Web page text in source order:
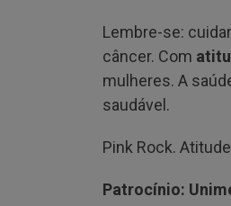
Lembre-se:
câncer. Com
mulheres. A
saudável.
Pink Rock.
Patrocínio: